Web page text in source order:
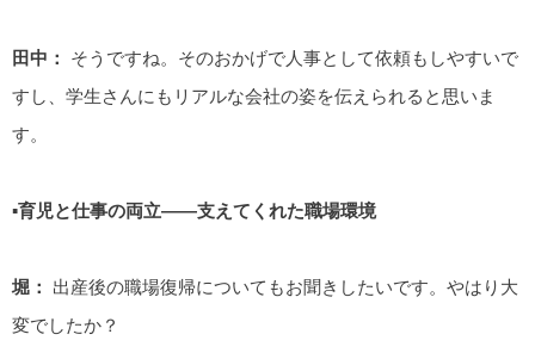
田中：
そうですね。そのおかげで人事として依頼もしやすいで
すし、学生さんにもリアルな会社の姿を伝えられると思いま
す。
▪️育児と仕事の両立――支えてくれた職場環境
堀：
出産後の職場復帰についてもお聞きしたいです。やはり大
変でしたか？